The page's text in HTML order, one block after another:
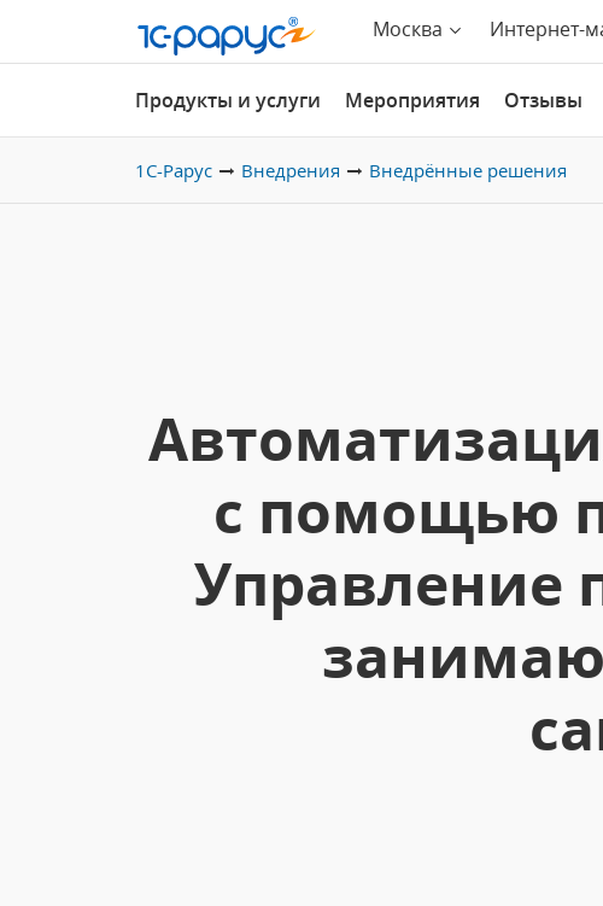
Москва Интернет-
Продукты и услуги Мероприятия Отзывы
1С-Рарус Внедрения Внедрённые решения
с помощью
Управление